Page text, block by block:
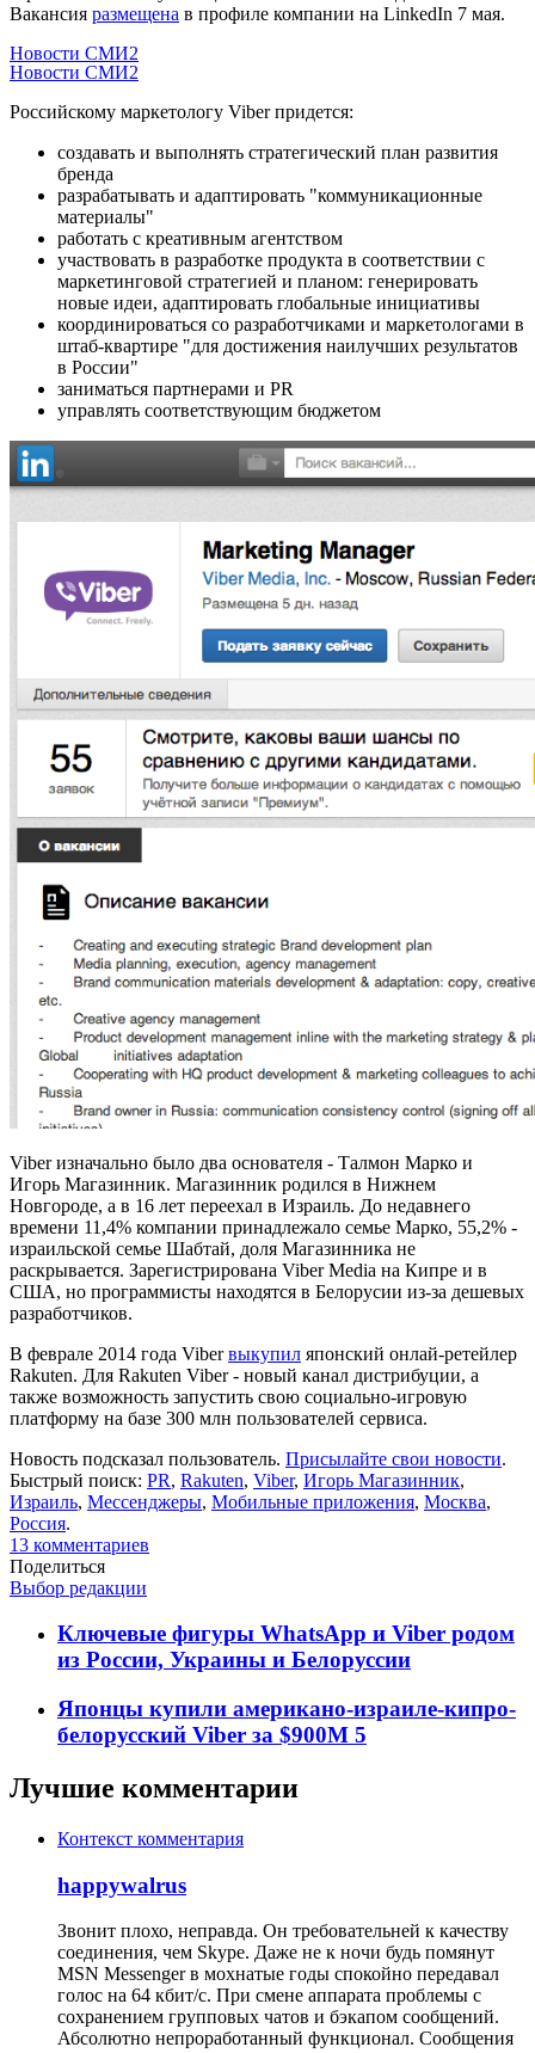
Вакансия размещена в профиле компании на LinkedIn 7 мая.
Новости СМИ2
Новости СМИ2
Российскому маркетологу Viber придется:
создавать и выполнять стратегический план развития
бренда
разрабатывать и адаптировать "коммуникационные
материалы"
работать с креативным агентством
участвовать в разработке продукта в соответствии с
маркетинговой стратегией и планом: генерировать
новые идеи, адаптировать глобальные инициативы
координироваться со разработчиками и маркетологами в
штаб-квартире "для достижения наилучших результатов
в России"
заниматься партнерами и PR
управлять соответствующим бюджетом
Viber изначально было два основателя - Талмон Марко и
Игорь Магазинник. Магазинник родился в Нижнем
Новгороде, а в 16 лет переехал в Израиль. До недавнего
времени 11,4% компании принадлежало семье Марко, 55,2% -
израильской семье Шабтай, доля Магазинника не
раскрывается. Зарегистрирована Viber Media на Кипре и в
США, но программисты находятся в Белорусии из-за дешевых
разработчиков.
В феврале 2014 года Viberвыкупил японский онлай-ретейлер
Rakuten. Для Rakuten Viber - новый канал дистрибуции, а
также возможность запустить свою социально-игровую
платформу на базе 300 млн пользователей сервиса.
Новость подсказал пользователь. Присылайте свои новости.
Быстрый поиск: PR, Rakuten, Viber, Игорь Магазинник,
Израиль, Мессенджеры, Мобильные приложения, Москва,
Россия.
13 комментариев
Поделиться
Выбор редакции
Ключевые фигуры WhatsApp и Viber родом
из России, Украины и Белоруссии
Японцы купили американо-израиле-кипро-
белорусский Viber за $900M 5
Лучшие комментарии
Контекст комментария
happywalrus
Звонит плохо, неправда. Он требовательней к качеству
соединения, чем Skype. Даже не к ночи будь помянут
MSN Messenger в мохнатые годы спокойно передавал
голос на 64 кбит/с. При смене аппарата проблемы с
сохранением групповых чатов и бэкапом сообщений.
Абсолютно непроработанный функционал. Сообщения